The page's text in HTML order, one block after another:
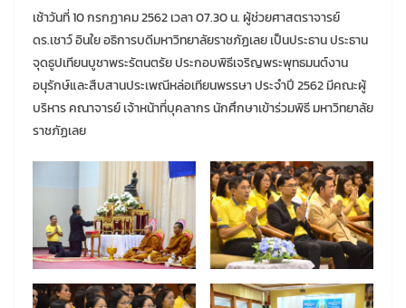
เช้าวันที่ 10 กรกฏาคม 2562 เวลา 07.30 น. ผู้ช่วยศาสตราจารย์
ดร.เชาว์ อินใย อธิการบดีมหาวิทยาลัยราชภัฏเลย เป็นประธาน ประธาน
จุดธูปเทียนบูชาพระรัตนตรัย ประกอบพิธีเจริญพระพุทธมนต์งาน
อนุรักษ์และสืบสานประเพณีหล่อเทียนพรรษา ประจำปี 2562 มีคณะผู้
บริหาร คณาจารย์ เจ้าหน้าที่บุคลากร นักศึกษาเข้าร่วมพิธี มหาวิทยาลัย
ราชภัฏเลย